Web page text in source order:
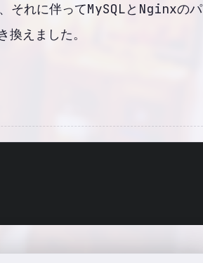
それに伴ってMySQLとNginxのパ
えました。